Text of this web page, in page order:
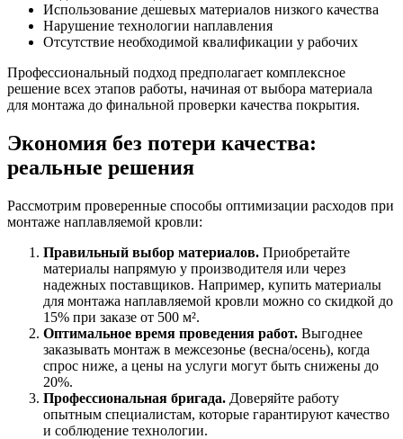
Использование дешевых материалов низкого качества
Нарушение технологии наплавления
Отсутствие необходимой квалификации у рабочих
Профессиональный подход предполагает комплексное
решение всех этапов работы, начиная от выбора материала
для монтажа до финальной проверки качества покрытия.
Экономия без потери качества:
реальные решения
Рассмотрим проверенные способы оптимизации расходов при
монтаже наплавляемой кровли:
Правильный выбор материалов. Приобретайте
материалы напрямую у производителя или через
надежных поставщиков. Например, купить материалы
для монтажа наплавляемой кровли можно со скидкой до
15% при заказе от 500 м².
Оптимальное время проведения работ. Выгоднее
заказывать монтаж в межсезонье (весна/осень), когда
спрос ниже, а цены на услуги могут быть снижены до
20%.
Профессиональная бригада. Доверяйте работу
опытным специалистам, которые гарантируют качество
и соблюдение технологии.